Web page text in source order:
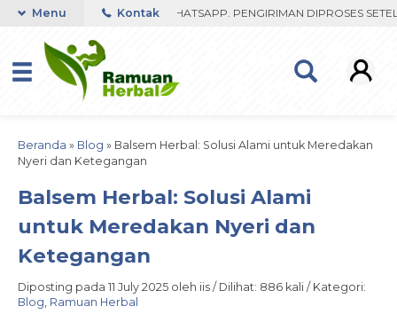
RESPON ORDER VIA WHATSAPP. PENGIRIMAN DIPROSES SETELAH
Menu Kontak
Beranda » Blog » Balsem Herbal: Solusi Alami untuk Meredakan
Nyeri dan Ketegangan
Balsem Herbal: Solusi Alami
untuk Meredakan Nyeri dan
Ketegangan
Diposting pada 11 July 2025 oleh iis / Dilihat: 886 kali / Kategori:
Blog, Ramuan Herbal